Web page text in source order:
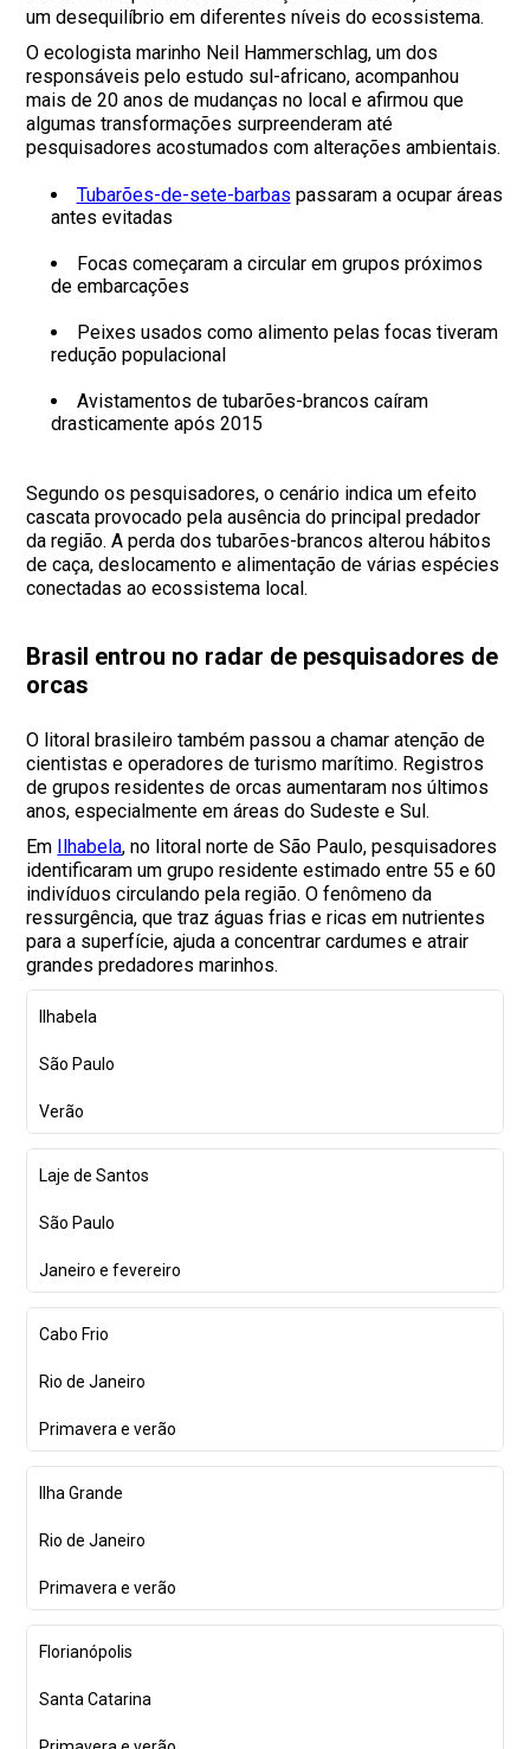
um desequilíbrio em diferentes níveis do ecossistema.
O ecologista marinho Neil Hammerschlag, um dos
responsáveis pelo estudo sul-africano, acompanhou
mais de 20 anos de mudanças no local e afirmou que
algumas transformações surpreenderam até
pesquisadores acostumados com alterações ambientais.
Tubarões-de-sete-barbas passaram a ocupar áreas
antes evitadas
Focas começaram a circular em grupos próximos
de embarcações
Peixes usados como alimento pelas focas tiveram
redução populacional
Avistamentos de tubarões-brancos caíram
drasticamente após 2015
Segundo os pesquisadores, o cenário indica um efeito
cascata provocado pela ausência do principal predador
da região. A perda dos tubarões-brancos alterou hábitos
de caça, deslocamento e alimentação de várias espécies
conectadas ao ecossistema local.
Brasil entrou no radar de pesquisadores de
orcas
O litoral brasileiro também passou a chamar atenção de
cientistas e operadores de turismo marítimo. Registros
de grupos residentes de orcas aumentaram nos últimos
anos, especialmente em áreas do Sudeste e Sul.
Em Ilhabela, no litoral norte de São Paulo, pesquisadores
identificaram um grupo residente estimado entre 55 e 60
indivíduos circulando pela região. O fenômeno da
ressurgência, que traz águas frias e ricas em nutrientes
para a superfície, ajuda a concentrar cardumes e atrair
grandes predadores marinhos.
Ilhabela
São Paulo
Verão
Laje de Santos
São Paulo
Janeiro e fevereiro
Cabo Frio
Rio de Janeiro
Primavera e verão
Ilha Grande
Rio de Janeiro
Primavera e verão
Florianópolis
Santa Catarina